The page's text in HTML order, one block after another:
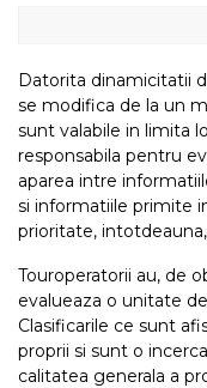
Datorita dinamicitatii
se modifica de la un
sunt valabile in limita
responsabila pentru
aparea intre
si informatiile primite
prioritate,
Touroperatorii au, de
evalueaza o unitate
Clasificarile ce sunt
proprii si sunt o
calitatea generala a